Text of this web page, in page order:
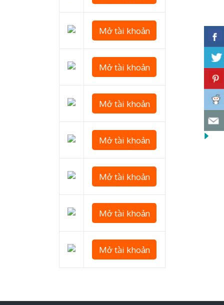
Mở tài khoản
Mở tài khoản
Mở tài khoản
Mở tài khoản
Mở tài khoản
Mở tài khoản
Mở tài khoản